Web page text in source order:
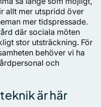
allt mer utspridd över
mer tidspressade.
där sociala möten
stor utsträckning. För
behöver vi ha
och
är här